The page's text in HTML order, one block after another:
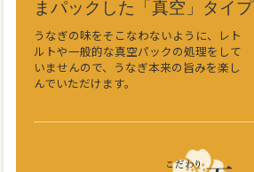
まパックした「真空」タイプ
うなぎの味をそこなわないように、レト
ルトや一般的な真空パックの処理をして
いませんので、うなぎ本来の旨みを楽し
んでいただけます。